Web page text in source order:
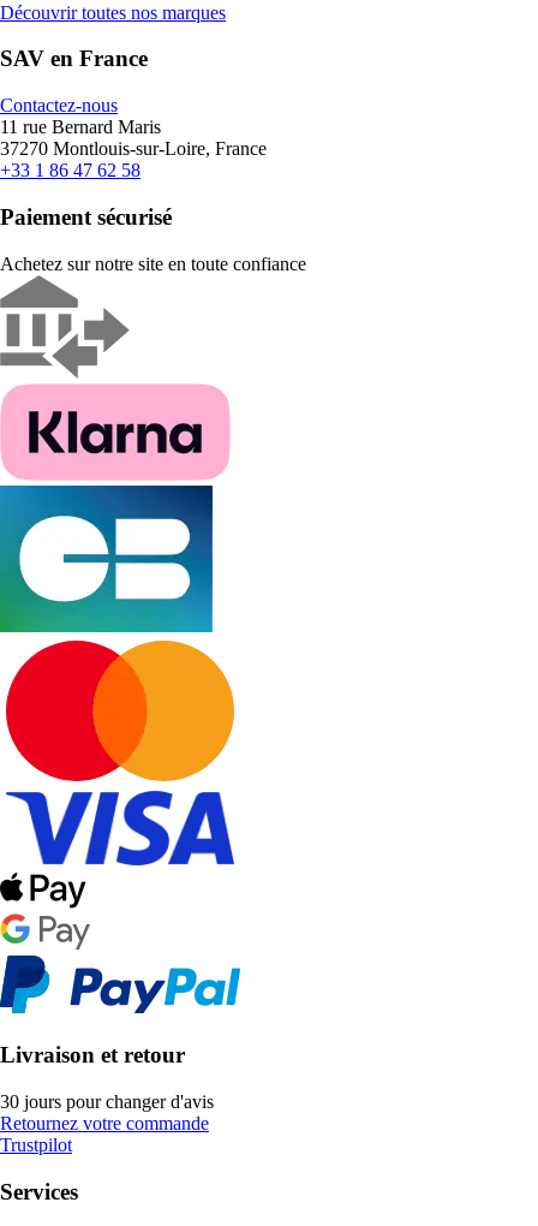
Découvrir toutes nos marques
SAV en France
Contactez-nous
11 rue Bernard Maris
37270 Montlouis-sur-Loire, France
+33 1 86 47 62 58
Paiement sécurisé
Achetez sur notre site en toute confiance
Livraison et retour
30 jours pour changer d'avis
Retournez votre commande
Trustpilot
Services